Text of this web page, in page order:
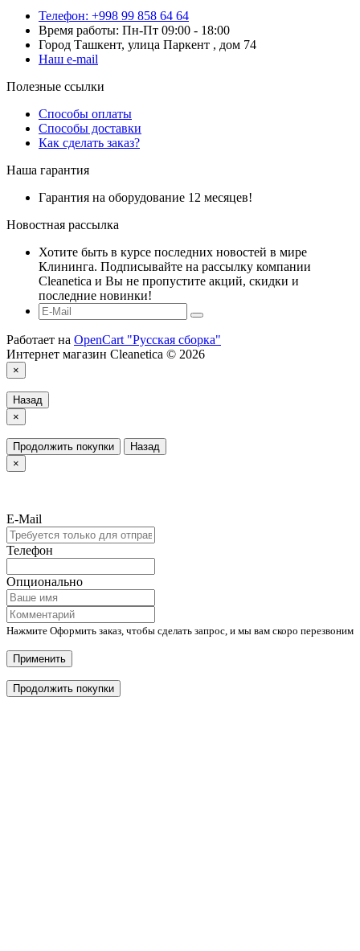
Телефон: +998 99 858 64 64
Время работы: Пн-Пт 09:00 - 18:00
Город Ташкент, улица Паркент , дом 74
Наш e-mail
Полезные ссылки
Способы оплаты
Способы доставки
Как сделать заказ?
Наша гарантия
Гарантия на оборудование 12 месяцев!
Новостная рассылка
Хотите быть в курсе последних новостей в мире
Клининга. Подписывайте на рассылку компании
Cleanetica и Вы не пропустите акций, скидки и
последние новинки!
Работает на OpenCart "Русская сборка"
Интернет магазин Cleanetica © 2026
×
Назад
×
Продолжить покупки
Назад
×
E-Mail
Телефон
Опционально
Нажмите Оформить заказ, чтобы сделать запрос, и мы вам скоро перезвоним
Применить
Продолжить покупки